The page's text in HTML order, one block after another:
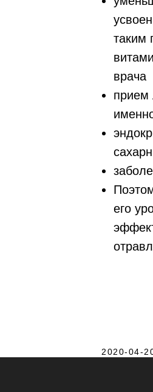
таким
врача
прием
его
2020-04-